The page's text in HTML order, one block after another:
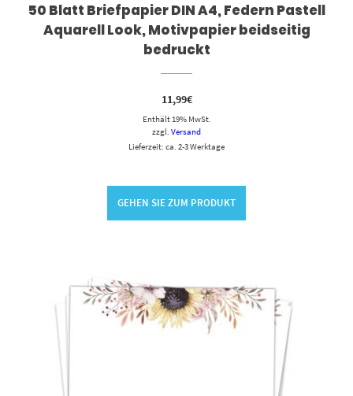
50 Blatt Briefpapier DIN A4, Federn Pastell
Aquarell Look, Motivpapier beidseitig
bedruckt
11,99€
Enthält 19% MwSt.
zzgl. Versand
Lieferzeit: ca. 2-3 Werktage
GEHEN SIE ZUM PRODUKT